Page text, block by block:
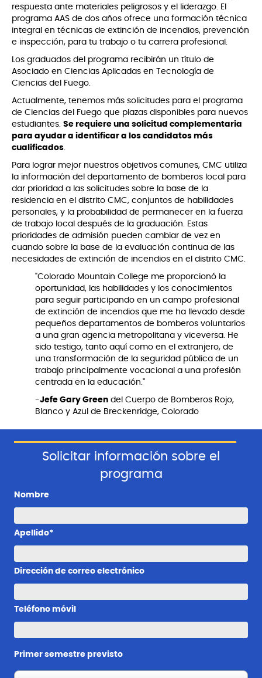
respuesta ante materiales peligrosos y el liderazgo. El
programa AAS de dos años ofrece una formación técnica
integral en técnicas de extinción de incendios, prevención
e inspección, para tu trabajo o tu carrera profesional.
Los graduados del programa recibirán un título de
Asociado en Ciencias Aplicadas en Tecnología de
Ciencias del Fuego.
Actualmente, tenemos más solicitudes para el programa
de Ciencias del Fuego que plazas disponibles para nuevos
estudiantes. Se requiere una solicitud complementaria
para ayudar a identificar a los candidatos más
cualificados
Para lograr mejor nuestros objetivos comunes, CMC utiliza
la información del departamento de bomberos local para
dar prioridad a las solicitudes sobre la base de la
residencia en el distrito CMC, conjuntos de habilidades
personales, y la probabilidad de permanecer en la fuerza
de trabajo local después de la graduación. Estas
prioridades de admisión pueden cambiar de vez en
cuando sobre la base de la evaluación continua de las
necesidades de extinción de incendios en el distrito CMC.
"Colorado Mountain College me proporcionó la
oportunidad, las habilidades y los conocimientos
para seguir participando en un campo profesional
de extinción de incendios que me ha llevado desde
pequeños departamentos de bomberos voluntarios
a una gran agencia metropolitana y viceversa. He
sido testigo, tanto aquí como en el extranjero, de
una transformación de la seguridad pública de un
trabajo principalmente vocacional a una profesión
centrada en la educación."
-Jefe Gary Green del Cuerpo de Bomberos Rojo,
Blanco y Azul de Breckenridge, Colorado
Solicitar información sobre el
programa
Nombre
Apellido*
Dirección de correo electrónico
Teléfono móvil
Primer semestre previsto